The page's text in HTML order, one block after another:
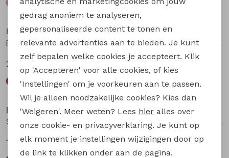
Bakkaboe
Fenda baby W20261 baby meisjes denim jack Zand
24,99
Bakkaboe
Sarra baby W20228 baby meisjes lange broek Bruin donker
12,99
Bakkaboe
Sarra baby W20228 baby meisjes lange broek Wijnrood
12,99
Bakkaboe
Sarra baby W20228 baby meisjes lange broek Zwart
12,99
gedrag anoniem te analyseren,
gepersonaliseerde content te tonen en
relevante advertenties aan te bieden. Je kunt
zelf bepalen welke cookies je accepteert. Klik
op 'Accepteren' voor alle cookies, of kies
'Instellingen' om je voorkeuren aan te passen.
Wil je alleen noodzakelijke cookies? Kies dan
'Weigeren'. Meer weten? Lees hier alles over
onze cookie- en privacyverklaring. Je kunt op
elk moment je instellingen wijzigingen door op
de link te klikken onder aan de pagina.